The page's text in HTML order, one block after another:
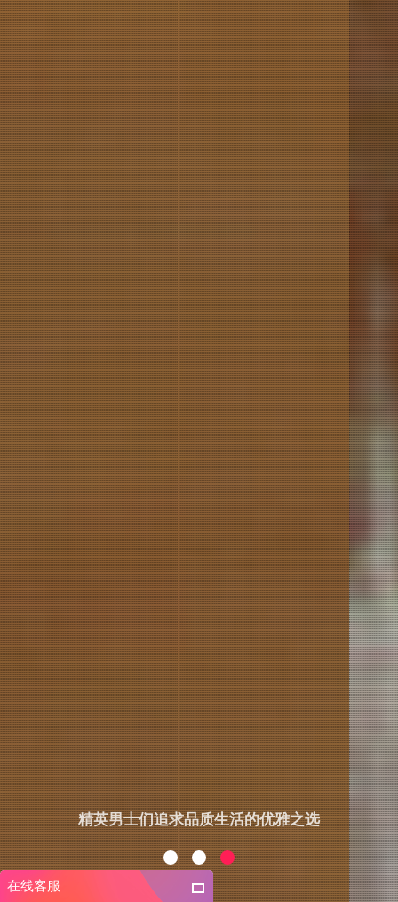
在线客服
精英男士们追求品质生活的优雅之选